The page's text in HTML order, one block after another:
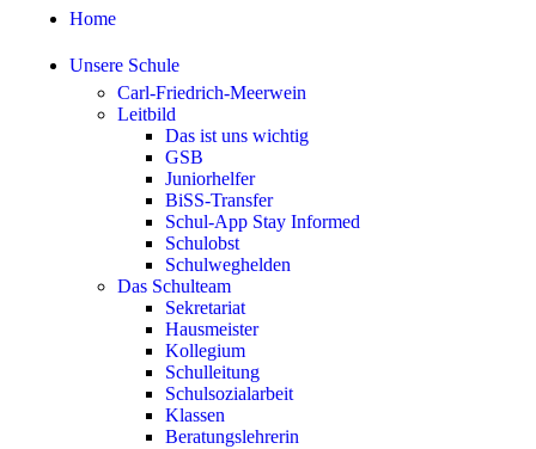
Home
Unsere Schule
Carl-Friedrich-Meerwein
Leitbild
Das ist uns wichtig
GSB
Juniorhelfer
BiSS-Transfer
Schul-App Stay Informed
Schulobst
Schulweghelden
Das Schulteam
Sekretariat
Hausmeister
Kollegium
Schulleitung
Schulsozialarbeit
Klassen
Beratungslehrerin